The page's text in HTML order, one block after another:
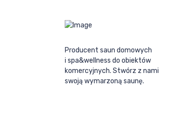
Producent saun domowych
i spa&wellness do obiektów
komercyjnych. Stwórz z nami
swoją wymarzoną saunę.